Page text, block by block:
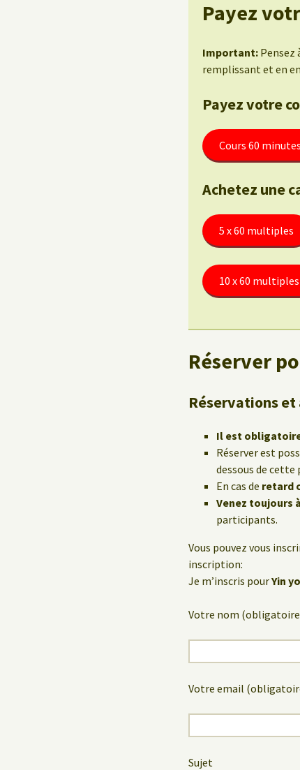
Payez
Important: Pensez
remplissant et en
Payez votre
Cours 60 minutes
Achetez une
5 x 60 multiples
10 x 60 multiples
Réserver
Réservations
Il est
Réserver est
dessous de cette
En cas de retard
Venez toujours
participants.
Vous pouvez vous
inscription:
Je m’inscris pourYin
Votre nom
Votre email
Sujet